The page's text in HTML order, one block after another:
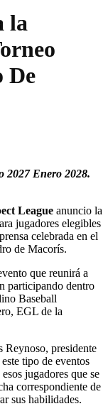
la
De
2027 Enero 2028.
League anuncio la
jugadores elegibles
celebrada en el
de Macorís.
que reunirá a
participando dentro
Baseball
EGL de la
Reynoso, presidente
tipo de eventos
jugadores que se
correspondiente de
sus habilidades.